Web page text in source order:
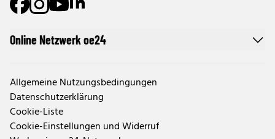
Online Netzwerk oe24
Allgemeine Nutzungsbedingungen
Datenschutzerklärung
Cookie-Liste
Cookie-Einstellungen und Widerruf